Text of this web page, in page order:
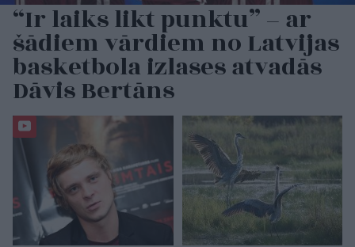
“Ir laiks likt punktu” – ar
šādiem vārdiem no Latvijas
basketbola izlases atvadās
Dāvis Bertāns